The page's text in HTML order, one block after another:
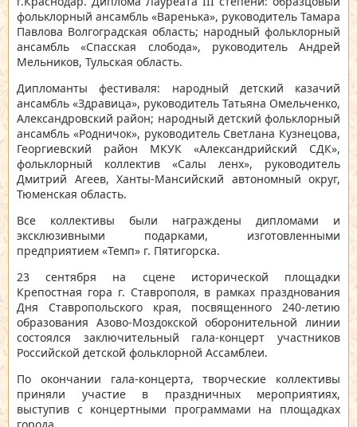
фольклорный ансамбль «Варенька», руководитель Тамара
Павлова Волгоградская область; народный фольклорный
ансамбль «Спасская слобода», руководитель Андрей
Мельников, Тульская область.
Дипломанты фестиваля: народный детский казачий
ансамбль «Здравица», руководитель Татьяна Омельченко,
Александровский район; народный детский фольклорный
ансамбль «Родничок», руководитель Светлана Кузнецова,
Георгиевский район МКУК «Александрийский СДК»,
фольклорный коллектив «Салы ленх», руководитель
Дмитрий Агеев, Ханты-Мансийский автономный округ,
Тюменская область.
Все коллективы были награждены дипломами и
эксклюзивными подарками, изготовленными
предприятием «Темп» г. Пятигорска.
23 сентября на сцене исторической площадки
Крепостная гора г. Ставрополя, в рамках празднования
Дня Ставропольского края, посвященного 240-летию
образования Азово-Моздокской оборонительной линии
состоялся заключительный гала-концерт участников
Российской детской фольклорной Ассамблеи.
По окончании гала-концерта, творческие коллективы
приняли участие в праздничных мероприятиях,
выступив с концертными программами на площадках